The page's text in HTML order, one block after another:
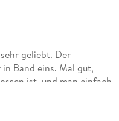
geliebt. Der
Band eins. Mal gut,
ist, und man einfach